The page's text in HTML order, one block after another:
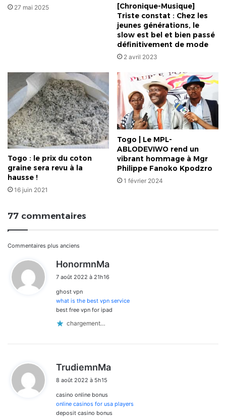
27 mai 2025
[Chronique-Musique]
Triste constat : Chez les
jeunes générations, le
slow est bel et bien passé
définitivement de mode
2 avril 2023
Togo : le prix du coton
graine sera revu à la
hausse !
16 juin 2021
Togo | Le MPL-
ABLODEVIWO rend un
vibrant hommage à Mgr
Philippe Fanoko Kpodzro
1 février 2024
77 commentaires
Navigation
dans
les
commentaires
Commentaires plus anciens
HonormnMa
7 août 2022 à 21h16
ghost vpn
what is the best vpn service
best free vpn for ipad
chargement…
TrudiemnMa
:
8 août 2022 à 5h15
casino online bonus
online casinos for usa players
deposit casino bonus